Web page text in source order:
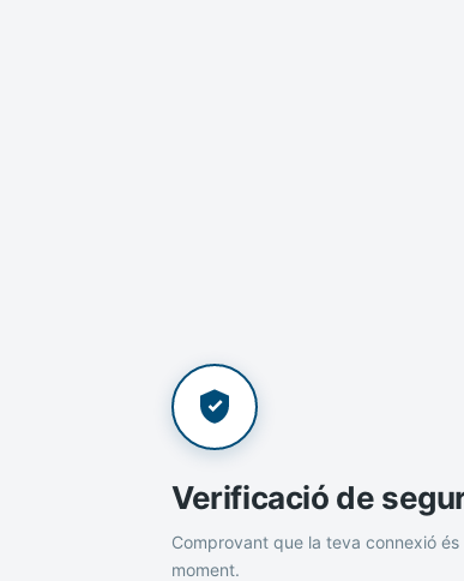
Verificació de
Comprovant que la teva connexió és
moment.